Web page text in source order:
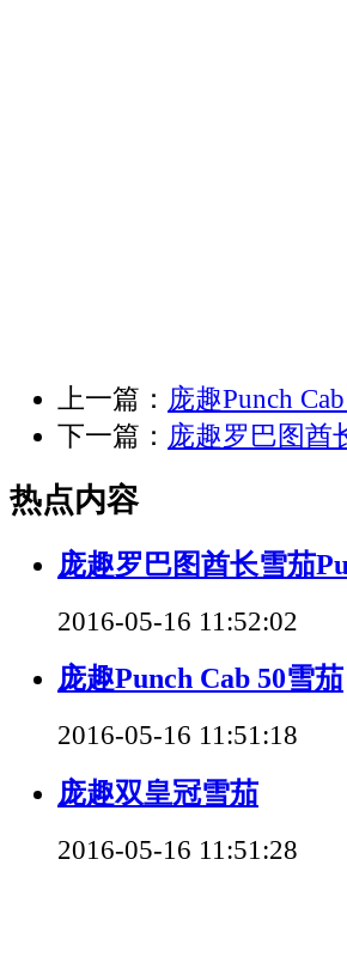
上一篇： 庞趣Punch
下一篇： 庞趣罗巴图酋
热点内容
庞趣罗巴图酋长雪茄
2016-05-16 11:52:02
庞趣Punch Cab 50雪茄
2016-05-16 11:51:18
庞趣双皇冠雪茄
2016-05-16 11:51:28